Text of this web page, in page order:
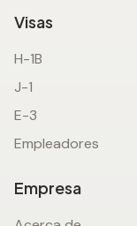
Visas
H-1B
J-1
E-3
Empleadores
Empresa